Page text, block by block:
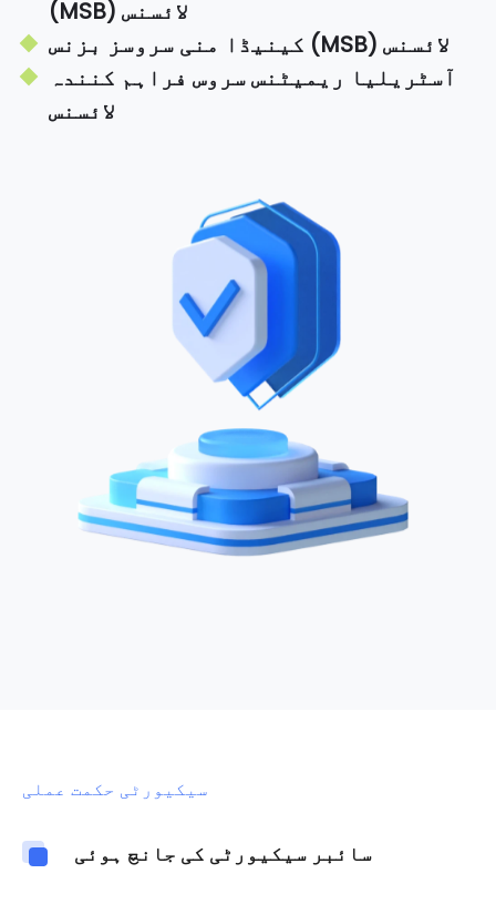
(MSB) لائسنس
کینیڈا منی سروسز بزنس (MSB) لائسنس
آسٹریلیا ریمیٹنس سروس فراہم کنندہ
لائسنس
سیکیورٹی حکمت عملی
سائبر سیکیورٹی کی جانچ ہوئی